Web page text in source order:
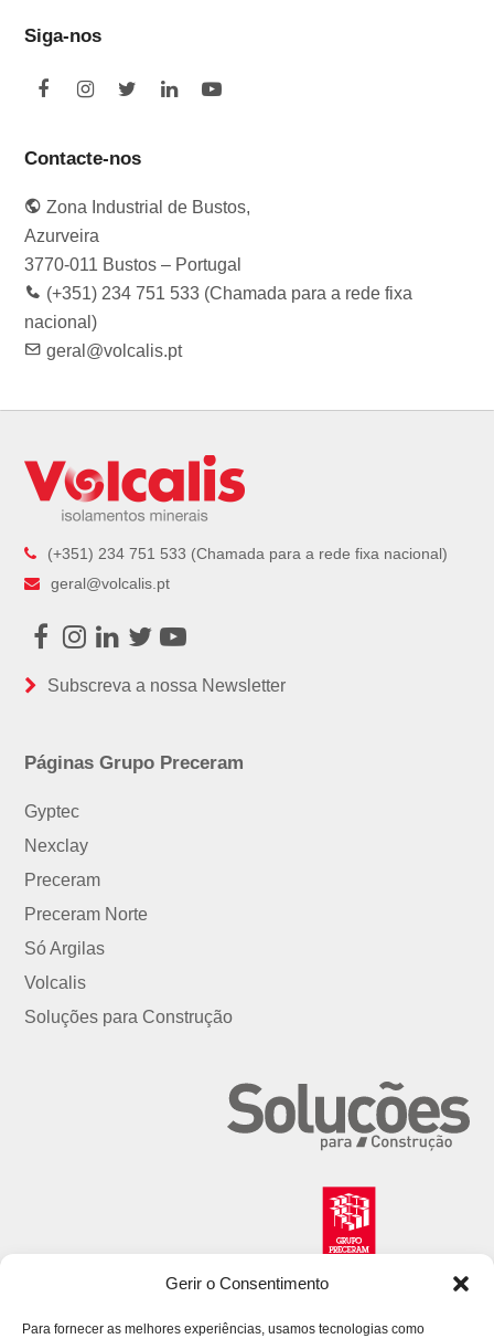
Gerir o Consentimento
Para fornecer as melhores experiências, usamos tecnologias como
Siga-nos
F
e
o
o
k
I
t
g
r
a
m
T
t
e
r
L
d
I
Y
b
e
Contacte-nos
Zona Industrial de Bustos,
Azurveira
3770-011 Bustos – Portugal
(+351) 234 751 533 (Chamada para a rede fixa
nacional)
geral@volcalis.pt
(+351) 234 751 533 (Chamada para a rede fixa nacional)
geral@volcalis.pt
Facebook
Instagram
LinkedIn
TwitterYoutube
Subscreva a nossa Newsletter
Páginas Grupo Preceram
Gyptec
Nexclay
Preceram
Preceram Norte
Só Argilas
Volcalis
Soluções para Construção